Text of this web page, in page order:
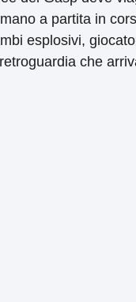
a partita in
esplosivi,
che